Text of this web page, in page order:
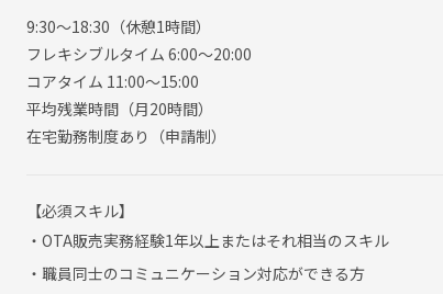
9:30～18:30（休憩1時間）
フレキシブルタイム 6:00～20:00
コアタイム 11:00～15:00
平均残業時間（月20時間）
在宅勤務制度あり（申請制）
【必須スキル】
・OTA販売実務経験1年以上またはそれ相当のスキル
・職員同士のコミュニケーション対応ができる方